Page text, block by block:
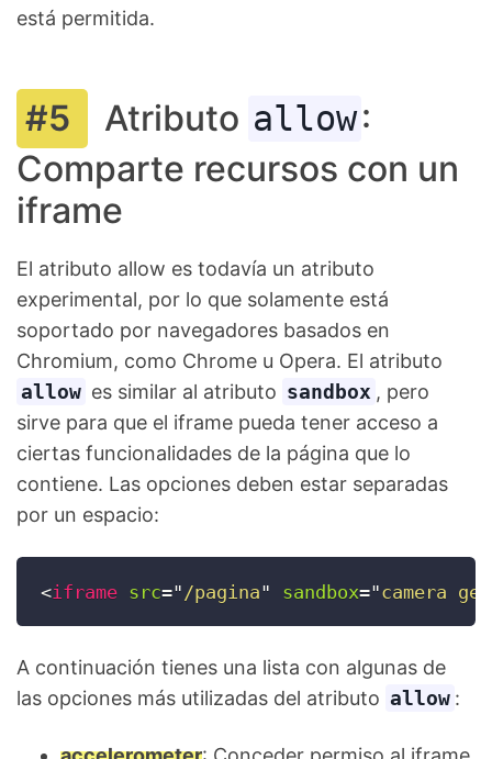
está permitida.
Atributo allow:
Comparte recursos con un
iframe
El atributo allow es todavía un atributo
experimental, por lo que solamente está
soportado por navegadores basados en
Chromium, como Chrome u Opera. El atributo
allow es similar al atributo sandbox , pero
sirve para que el iframe pueda tener acceso a
ciertas funcionalidades de la página que lo
contiene. Las opciones deben estar separadas
por un espacio:
<iframe src=" /pagina" sandbox="camera
A continuación tienes una lista con algunas de
las opciones más utilizadas del atributo allow :